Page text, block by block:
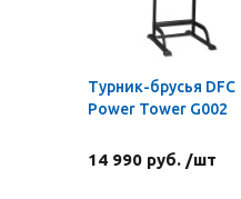
Турник-брусья DFC
Power Tower G002
14 990 руб. /шт